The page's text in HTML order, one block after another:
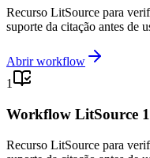
Recurso LitSource para
suporte da citação antes de
Abrir workflow
1
Workflow LitSource 1
Recurso LitSource para